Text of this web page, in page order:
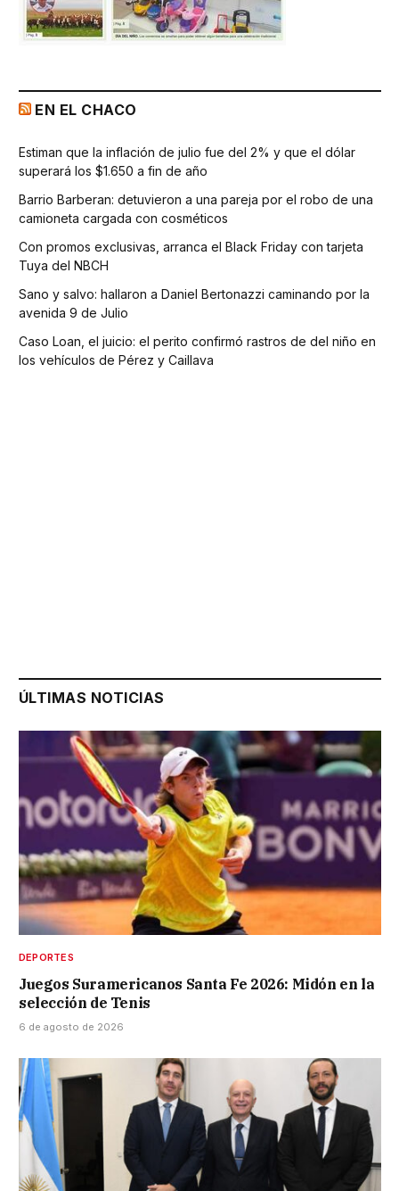
EN EL CHACO
Estiman que la inflación de julio fue del 2% y que el dólar
superará los $1.650 a fin de año
Barrio Barberan: detuvieron a una pareja por el robo de una
camioneta cargada con cosméticos
Con promos exclusivas, arranca el Black Friday con tarjeta
Tuya del NBCH
Sano y salvo: hallaron a Daniel Bertonazzi caminando por la
avenida 9 de Julio
Caso Loan, el juicio: el perito confirmó rastros de del niño en
los vehículos de Pérez y Caillava
ÚLTIMAS NOTICIAS
DEPORTES
Juegos Suramericanos Santa Fe 2026: Midón en la
selección de Tenis
6 de agosto de 2026